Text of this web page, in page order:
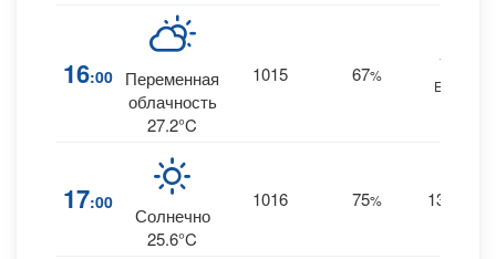
16:00
Переменная
облачность
27.2°C
1015 67%
16
ESE
17:00
Солнечно
25.6°C
1016 75% 13